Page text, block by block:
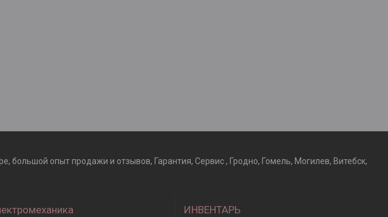
большой опыт продажи и отзывов, Гарантия, Сервис , Гродно, Гомель, Могилев, Витебск,
ИНВЕНТАРЬ